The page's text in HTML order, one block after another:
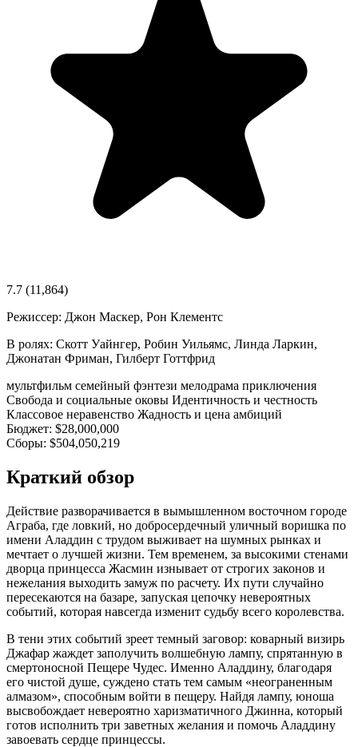
7.7 (11,864)
Режиссер: Джон Маскер, Рон Клементс
В ролях: Скотт Уайнгер, Робин Уильямс, Линда Ларкин,
Джонатан Фриман, Гилберт Готтфрид
мультфильм семейный фэнтези мелодрама приключения
Свобода и социальные оковы Идентичность и честность
Классовое неравенство Жадность и цена амбиций
Бюджет: $28,000,000
Сборы: $504,050,219
Краткий обзор
Действие разворачивается в вымышленном восточном городе
Аграба, где ловкий, но добросердечный уличный воришка по
имени Аладдин с трудом выживает на шумных рынках и
мечтает о лучшей жизни. Тем временем, за высокими стенами
дворца принцесса Жасмин изнывает от строгих законов и
нежелания выходить замуж по расчету. Их пути случайно
пересекаются на базаре, запуская цепочку невероятных
событий, которая навсегда изменит судьбу всего королевства.
В тени этих событий зреет темный заговор: коварный визирь
Джафар жаждет заполучить волшебную лампу, спрятанную в
смертоносной Пещере Чудес. Именно Аладдину, благодаря
его чистой душе, суждено стать тем самым «неограненным
алмазом», способным войти в пещеру. Найдя лампу, юноша
высвобождает невероятно харизматичного Джинна, который
готов исполнить три заветных желания и помочь Аладдину
завоевать сердце принцессы.